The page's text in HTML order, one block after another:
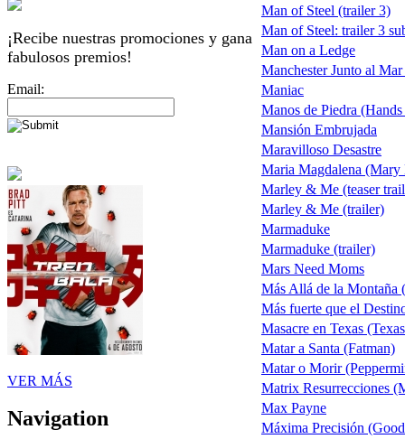
¡Recibe nuestras promociones y gana
fabulosos premios!
Email:
VER MÁS
Navigation
Man of Steel (trailer 3)
Man of Steel: trailer 3
Man on a Ledge
Manchester Junto al
Maniac
Manos de Piedra
Mansión Embrujada
Maravilloso Desastre
Maria Magdalena (Mary
Marley & Me (teaser
Marley & Me (trailer)
Marmaduke
Marmaduke (trailer)
Mars Need Moms
Más Allá de la Montaña
Más fuerte que el
Masacre en Texas
Matar a Santa (Fatman)
Matar o Morir
Matrix Resurrecciones
Max Payne
Máxima Precisión